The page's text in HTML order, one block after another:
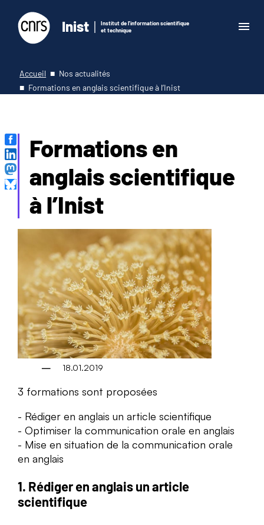
Inist
Institut de l'information scientifique
et technique
Accueil
Nos actualités
Formations en anglais scientifique à l’Inist
Formations en
anglais scientifique
à l’Inist
18.01.2019
3 formations sont proposées
Rédiger en anglais un article scientifique
Optimiser la communication orale en anglais
Mise en situation de la communication orale
en anglais
1. Rédiger en anglais un article
scientifique